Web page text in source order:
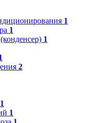
1
1
1
2
1
1